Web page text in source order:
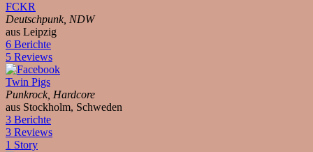
FCKR
Deutschpunk, NDW
aus Leipzig
6 Berichte
5 Reviews
Twin Pigs
Punkrock, Hardcore
aus Stockholm, Schweden
3 Berichte
3 Reviews
1 Story